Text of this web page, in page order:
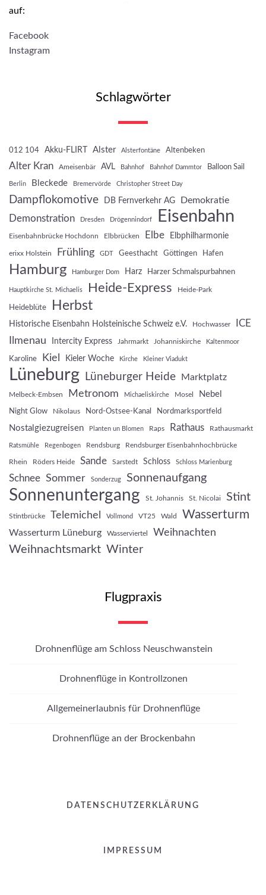
auf:
Facebook
Instagram
Schlagwörter
012 104 Akku-FLIRT Alster Alsterfontäne Altenbeken
Alter Kran Ameisenbär AVL Bahnhof Bahnhof Dammtor Balloon Sail
Berlin Bleckede Bremervörde Christopher Street Day
Dampflokomotive DB Fernverkehr AG Demokratie
Demonstration Dresden Drögennindorf Eisenbahn
Eisenbahnbrücke Hochdonn Elbbrücken Elbe Elbphilharmonie
erixx Holstein Frühling GDT Geesthacht Göttingen Hafen
Hamburg Hamburger Dom Harz Harzer Schmalspurbahnen
Hauptkirche St. Michaelis Heide-Express Heide-Park
Heideblüte Herbst
Historische Eisenbahn Holsteinische Schweiz e.V. Hochwasser ICE
Ilmenau Intercity Express Jahrmarkt Johanniskirche Kaltenmoor
Karoline Kiel Kieler Woche Kirche Kleiner Viadukt
Lüneburg Lüneburger Heide Marktplatz
Melbeck-Embsen Metronom Michaeliskirche Mosel Nebel
Night Glow Nikolaus Nord-Ostsee-Kanal Nordmarksportfeld
Nostalgiezugreisen Planten un Blomen Raps Rathaus Rathausmarkt
Ratsmühle Regenbogen Rendsburg Rendsburger Eisenbahnhochbrücke
Rhein Röders Heide Sande Sarstedt Schloss Schloss Marienburg
Schnee Sommer Sonderzug Sonnenaufgang
Sonnenuntergang St. Johannis St. Nicolai Stint
Stintbrücke Telemichel Vollmond VT25 Wald Wasserturm
Wasserturm Lüneburg Wasserviertel Weihnachten
Weihnachtsmarkt Winter
Flugpraxis
Drohnenflüge am Schloss Neuschwanstein
Drohnenflüge in Kontrollzonen
Allgemeinerlaubnis für Drohnenflüge
Drohnenflüge an der Brockenbahn
DATENSCHUTZERKLÄRUNG
IMPRESSUM